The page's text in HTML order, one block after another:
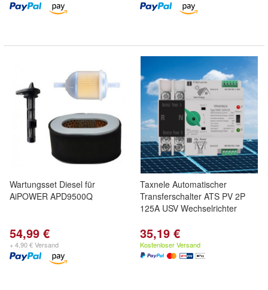
Wartungsset Diesel für
AiPOWER APD9500Q
54,99 €
+ 4,90 € Versand
Taxnele Automatischer
Transferschalter ATS PV 2P
125A USV Wechselrichter
35,19 €
Kostenloser Versand